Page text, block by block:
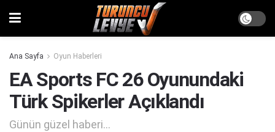
Ana Sayfa Oyun Haberleri
EA Sports FC 26 Oyunundaki
Türk Spikerler Açıklandı
Günün güzel haberi...